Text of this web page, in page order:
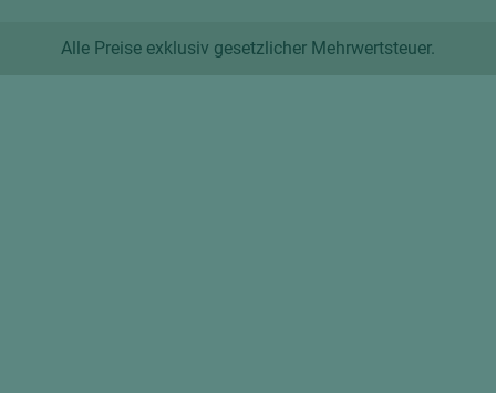
Alle Preise exklusiv gesetzlicher Mehrwertsteuer.